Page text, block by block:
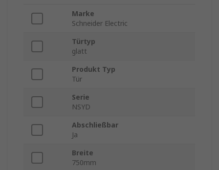
Marke
Schneider Electric
Türtyp
glatt
Produkt Typ
Tür
Serie
NSYD
Abschließbar
Ja
Breite
750mm